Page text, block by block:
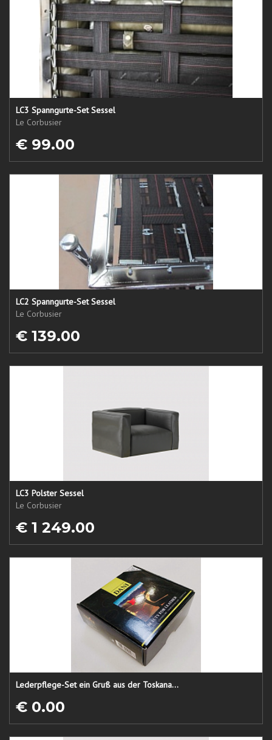
LC3 Spanngurte-Set Sessel
Le Corbusier
€ 99.00
LC2 Spanngurte-Set Sessel
Le Corbusier
€ 139.00
LC3 Polster Sessel
Le Corbusier
€ 1 249.00
Lederpflege-Set ein Gruß aus der Toskana...
€ 0.00